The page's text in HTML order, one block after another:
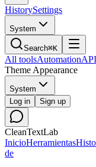
HistorySettings
System
Search⌘K
All toolsAutomationAPI
Theme Appearance
System
Log in
Sign up
CleanTextLab
InicioHerramientas
de